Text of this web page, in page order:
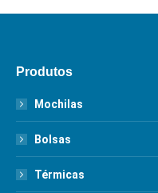
Produtos
Mochilas
Bolsas
Térmicas